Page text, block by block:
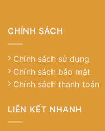
CHÍNH SÁCH
Chính sách sử dụng
Chính sách bảo mật
Chính sách thanh toán
LIÊN KẾT NHANH